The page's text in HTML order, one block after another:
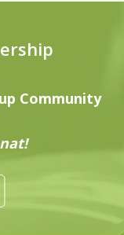
Community